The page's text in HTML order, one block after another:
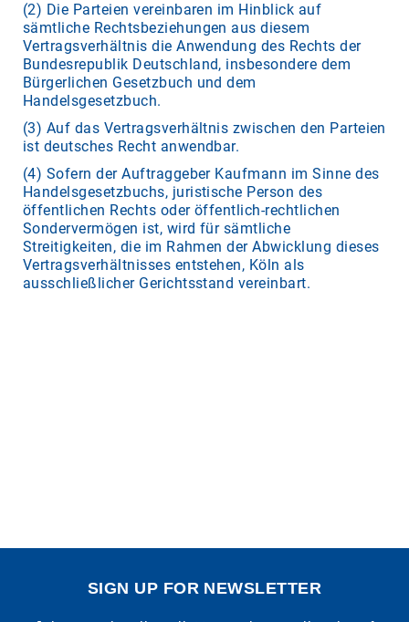
(2) Die Parteien vereinbaren im Hinblick auf
sämtliche Rechtsbeziehungen aus diesem
Vertragsverhältnis die Anwendung des Rechts der
Bundesrepublik Deutschland, insbesondere dem
Bürgerlichen Gesetzbuch und dem
Handelsgesetzbuch.
(3) Auf das Vertragsverhältnis zwischen den Parteien
ist deutsches Recht anwendbar.
(4) Sofern der Auftraggeber Kaufmann im Sinne des
Handelsgesetzbuchs, juristische Person des
öffentlichen Rechts oder öffentlich-rechtlichen
Sondervermögen ist, wird für sämtliche
Streitigkeiten, die im Rahmen der Abwicklung dieses
Vertragsverhältnisses entstehen, Köln als
ausschließlicher Gerichtsstand vereinbart.
SIGN UP FOR NEWSLETTER